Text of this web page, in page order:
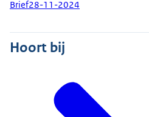
Brief28-11-2024
Hoort bij